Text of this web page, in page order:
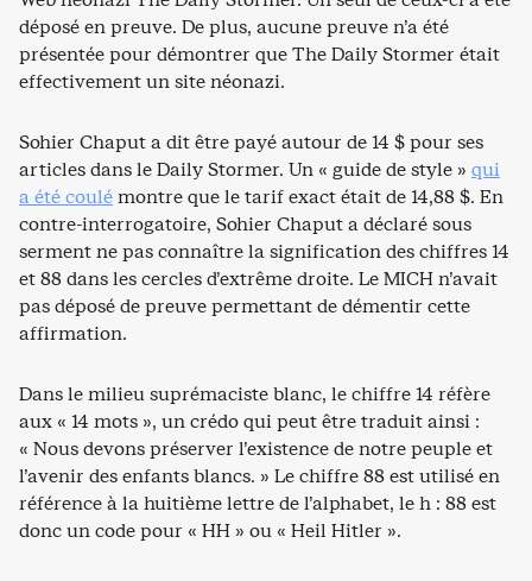
déposé en preuve. De plus, aucune preuve n’a été
présentée pour démontrer que The Daily Stormer était
effectivement un site néonazi.
Sohier Chaput a dit être payé autour de 14 $ pour ses
articles dans le Daily Stormer. Un « guide de style » qui
a été coulémontre que le tarif exact était de 14,88 $. En
contre-interrogatoire, Sohier Chaput a déclaré sous
serment ne pas connaître la signification des chiffres 14
et 88 dans les cercles d’extrême droite. Le MICH n’avait
pas déposé de preuve permettant de démentir cette
affirmation.
Dans le milieu suprémaciste blanc, le chiffre 14 réfère
aux « 14 mots », un crédo qui peut être traduit ainsi :
« Nous devons préserver l’existence de notre peuple et
l’avenir des enfants blancs. » Le chiffre 88 est utilisé en
référence à la huitième lettre de l’alphabet, le h : 88 est
donc un code pour « HH » ou « Heil Hitler ».